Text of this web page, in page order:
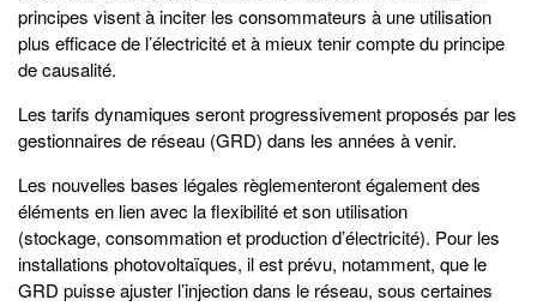
principes visent à inciter les consommateurs à une utilisation
plus efficace de l’électricité et à mieux tenir compte du principe
de causalité.
Les tarifs dynamiques seront progressivement proposés par les
gestionnaires de réseau (GRD) dans les années à venir.
Les nouvelles bases légales règlementeront également des
éléments en lien avec la flexibilité et son utilisation
(stockage, consommation et production d’électricité). Pour les
installations photovoltaïques, il est prévu, notamment, que le
GRD puisse ajuster l’injection dans le réseau, sous certaines